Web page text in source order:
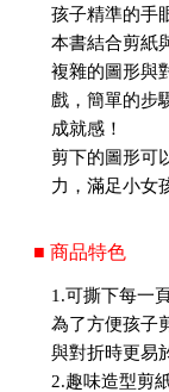
孩子精準的手
本書結合剪紙
複雜的圖形與
戲，簡單的步
成就感！
剪下的圖形可
力，滿足小女
■ 商品特色
1.可撕下每一
為了方便孩子
與對折時更易
2.趣味造型剪